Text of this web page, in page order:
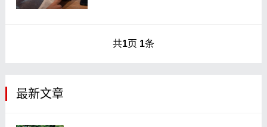
共1页 1条
最新文章